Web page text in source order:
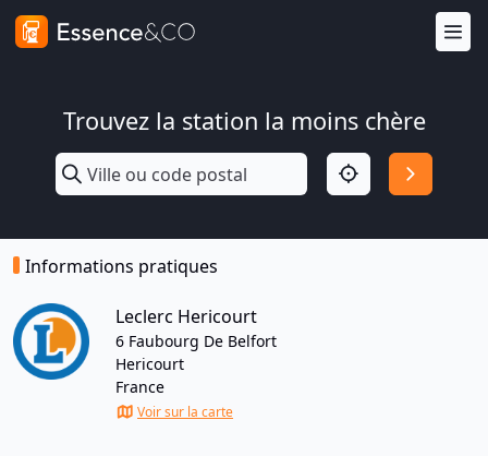
Trouvez la station la moins chère
Informations pratiques
Leclerc Hericourt
6 Faubourg De Belfort
Hericourt
France
Voir sur la carte